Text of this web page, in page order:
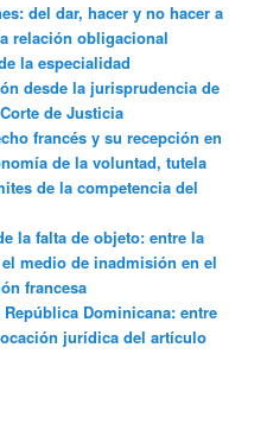
del dar, hacer y no hacer a
relación obligacional
la especialidad
desde la jurisprudencia de
de Justicia
francés y su recepción en
de la voluntad, tutela
de la competencia del
la falta de objeto: entre la
medio de inadmisión en el
francesa
Dominicana: entre
jurídica del artículo